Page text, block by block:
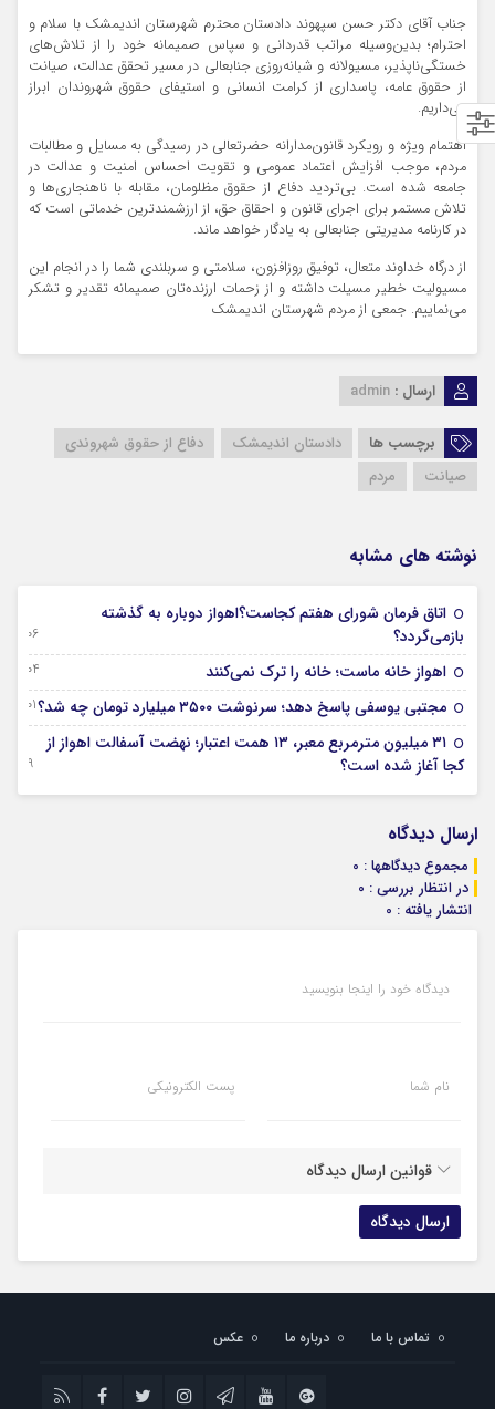
جناب آقای دکتر حسن سپهوند دادستان محترم شهرستان اندیمشک با سلام و
احترام؛ بدین‌وسیله مراتب قدردانی و سپاس صمیمانه خود را از تلاش‌های
خستگی‌ناپذیر، مسیولانه و شبانه‌روزی جنابعالی در مسیر تحقق عدالت، صیانت
از حقوق عامه، پاسداری از کرامت انسانی و استیفای حقوق شهروندان ابراز
می‌داریم.
اهتمام ویژه و رویکرد قانون‌مدارانه حضرتعالی در رسیدگی به مسایل و مطالبات
مردم، موجب افزایش اعتماد عمومی و تقویت احساس امنیت و عدالت در
جامعه شده است. بی‌تردید دفاع از حقوق مظلومان، مقابله با ناهنجاری‌ها و
تلاش مستمر برای اجرای قانون و احقاق حق، از ارزشمندترین خدماتی است که
در کارنامه مدیریتی جنابعالی به یادگار خواهد ماند.
از درگاه خداوند متعال، توفیق روزافزون، سلامتی و سربلندی شما را در انجام این
مسیولیت خطیر مسیلت داشته و از زحمات ارزنده‌تان صمیمانه تقدیر و تشکر
می‌نماییم. جمعی از مردم شهرستان اندیمشک
ارسال : admin
برچسب ها دادستان اندیمشک
دفاع از حقوق شهروندی
صیانت
مردم
نوشته های مشابه
اتاق فرمان شورای هفتم کجاست؟اهواز دوباره به گذشته
بازمی‌گردد؟
06 آگوست 2026
اهواز خانه ماست؛ خانه را ترک نمی‌کنند 04 آگوست 2026
مجتبی یوسفی پاسخ دهد؛ سرنوشت ۳۵۰۰ میلیارد تومان چه شد؟ 01 آگوست 2026
۳۱ میلیون مترمربع معبر، ۱۳ همت اعتبار؛ نهضت آسفالت اهواز از
کجا آغاز شده است؟
29 جولای 2026
ارسال دیدگاه
مجموع دیدگاهها : 0
در انتظار بررسی : 0
انتشار یافته : 0
دیدگاه خود را اینجا بنویسید
نام شما پست الکترونیکی
قوانین ارسال دیدگاه
تماس با ما درباره ما عکس